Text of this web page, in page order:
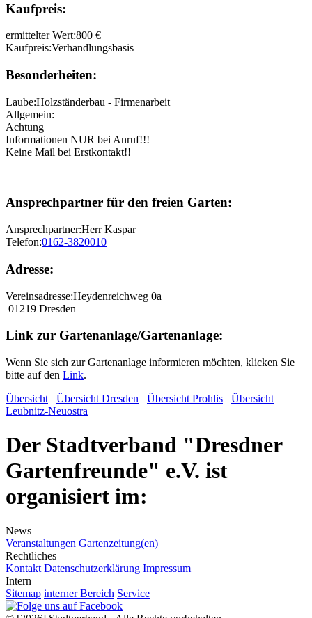
Kaufpreis:
ermittelter Wert:800 €
Kaufpreis:Verhandlungsbasis
Besonderheiten:
Laube:Holzständerbau - Firmenarbeit
Allgemein:
Achtung
Informationen NUR bei Anruf!!!
Keine Mail bei Erstkontakt!!
Ansprechpartner für den freien Garten:
Ansprechpartner:Herr Kaspar
Telefon:0162-3820010
Adresse:
Vereinsadresse:Heydenreichweg 0a
01219 Dresden
Link zur Gartenanlage/Gartenanlage:
Wenn Sie sich zur Gartenanlage informieren möchten, klicken Sie
bitte auf den Link.
Übersicht
Übersicht Dresden Übersicht Prohlis
Übersicht
Leubnitz-Neuostra
Der Stadtverband "Dresdner
Gartenfreunde" e.V. ist
organisiert im:
News
Veranstaltungen Gartenzeitung(en)
Rechtliches
Kontakt Datenschutzerklärung Impressum
Intern
Sitemap interner Bereich Service